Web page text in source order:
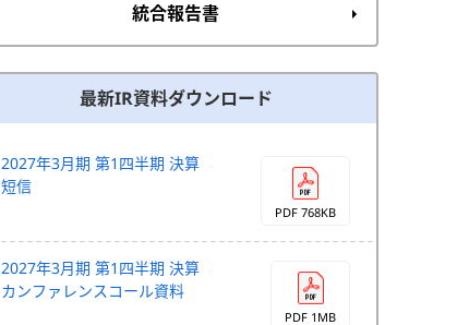
統合報告書
最新IR資料ダウンロード
2027年3月期 第1四半期 決算
短信
PDF 768KB
2027年3月期 第1四半期 決算
カンファレンスコール資料
PDF 1MB